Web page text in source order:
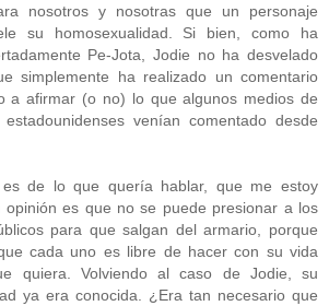
nosotros y nosotras que un personaje
su homosexualidad. Si bien, como ha
Pe-Jota, Jodie no ha desvelado
simplemente ha realizado un comentario
a afirmar (o no) lo que algunos medios de
estadounidenses venían comentado desde
de lo que quería hablar, que me estoy
opinión es que no se puede presionar a los
para que salgan del armario, porque
cada uno es libre de hacer con su vida
quiera. Volviendo al caso de Jodie, su
ya era conocida. ¿Era tan necesario que